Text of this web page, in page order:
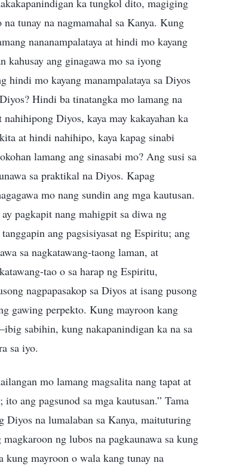
ka tungkol dito, magiging
tunay na nagmamahal sa Kanya. Kung
nananampalataya at hindi mo kayang
kahusay ang ginagawa mo sa iyong
hindi mo kayang manampalataya sa Diyos
Hindi ba tinatangka mo lamang na
Diyos, kaya may kakayahan ka
at hindi nahihipo, kaya kapag sinabi
lamang ang sinasabi mo? Ang susi sa
sa praktikal na Diyos. Kapag
mo nang sundin ang mga kautusan.
pagkapit nang mahigpit sa diwa ng
ang pagsisiyasat ng Espiritu; ang
sa nagkatawang-taong laman, at
tao o sa harap ng Espiritu,
nagpapasakop sa Diyos at isang pusong
gawing perpekto. Kung mayroon kang
sabihin, kung nakapanindigan ka na sa
sa iyo.
mo lamang magsalita nang tapat at
ang pagsunod sa mga kautusan.” Tama
Diyos na lumalaban sa Kanya, maituturing
ng lubos na pagkaunawa sa kung
kung mayroon o wala kang tunay na